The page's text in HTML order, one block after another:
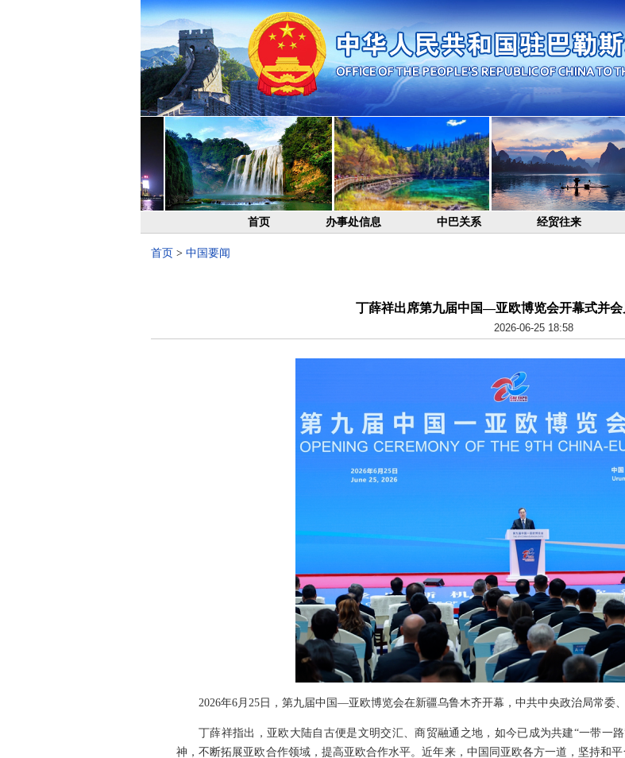
首页 办事处信息 中巴关系 经贸往来
首页 > 中国要闻
丁薛祥出席第九届中国—亚欧博览会开幕式并
2026-06-25 18:58
2026年6月25日，第九届中国—亚欧博览会在新疆乌鲁木齐开幕，中共中央政治局常委
丁薛祥指出，亚欧大陆自古便是文明交汇、商贸融通之地，如今已成为共建“一带一
神，不断拓展亚欧合作领域，提高亚欧合作水平。近年来，中国同亚欧各方一道，坚持和